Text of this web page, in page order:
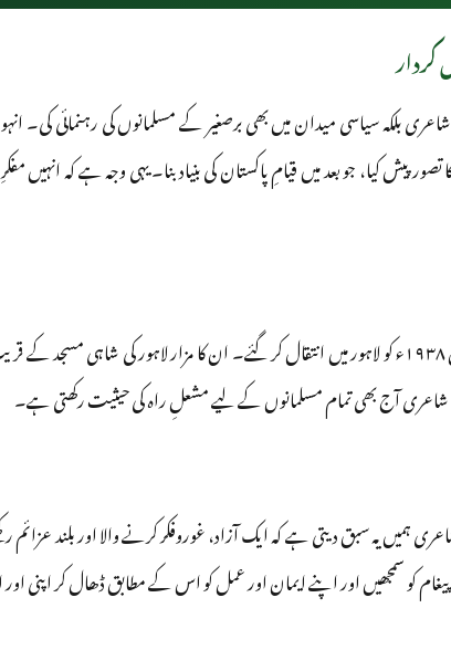
کردار
بلکہ سیاسی میدان میں بھی برصغیر کے مسلمانوں کی رہنمائی کی۔
پیش کیا، جو بعد میں قیامِ پاکستان کی بنیاد بنا۔ یہی وجہ ہے کہ انہیں
علامہ محمد اقبال ۲۱ اپریل ۱۹۳۸ء کو لاہور میں انتقال کر گئے۔ ان کا مزار
آج بھی تمام مسلمانوں کے لیے مشعلِ راہ کی حیثیت رکھتی ہے۔
ہمیں یہ سبق دیتی ہے کہ ایک آزاد، غوروفکر کرنے والا اور بلند
کو سمجھیں اور اپنے ایمان اور عمل کو اس کے مطابق ڈھال کر اپنی اور